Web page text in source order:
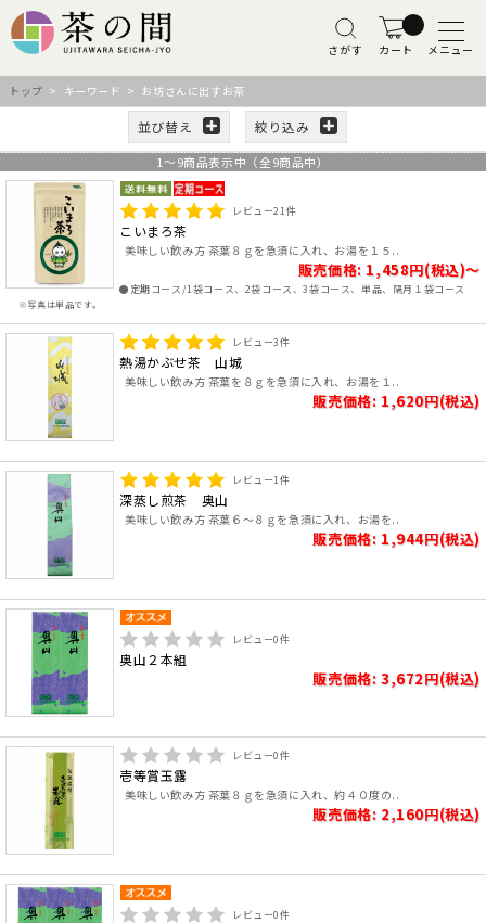
さがす カート メニュー
トップ > キーワード > お坊さんに出すお茶
並び替え 絞り込み
1 ～9商品表示中（全9商品中）
※写真は単品です。
レビュー21件
こいまろ茶
美味しい飲み方 茶葉８ｇを急須に入れ、お湯を１５..
販売価格: 1,458円(税込)～
●定期コース/1袋コース、2袋コース、3袋コース、単品、隔月１袋コース
レビュー3件
熱湯かぶせ茶 山城
美味しい飲み方 茶葉を８ｇを急須に入れ、お湯を１..
販売価格: 1,620円(税込)
レビュー1件
深蒸し煎茶 奥山
美味しい飲み方 茶葉６～８ｇを急須に入れ、お湯を..
販売価格: 1,944円(税込)
レビュー0件
奥山２本組
販売価格: 3,672円(税込)
レビュー0件
壱等賞玉露
美味しい飲み方 茶葉８ｇを急須に入れ、約４０度の..
販売価格: 2,160円(税込)
レビュー0件